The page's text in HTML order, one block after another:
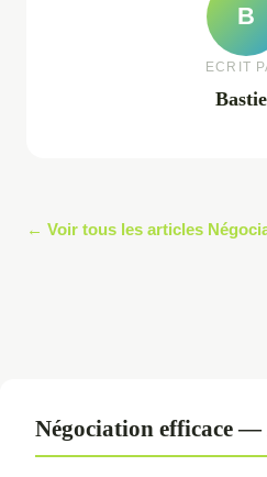
B
ECRIT
← Voir tous les articles
Négociation efficace